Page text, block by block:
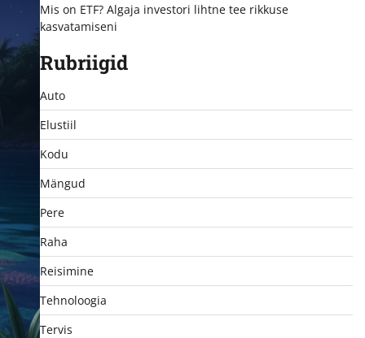
Mis on ETF? Algaja investori lihtne tee rikkuse
kasvatamiseni
Rubriigid
Auto
Elustiil
Kodu
Mängud
Pere
Raha
Reisimine
Tehnoloogia
Tervis